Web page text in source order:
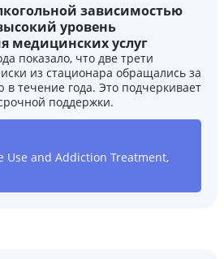
зависимостью
уровень
медицинских услуг
показало, что две трети
из стационара обращались за
течение года. Это подчеркивает
поддержки.
Use and Addiction Treatment,